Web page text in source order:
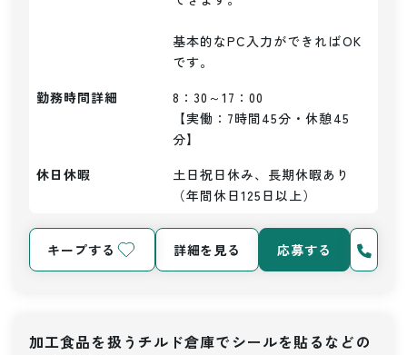
基本的なPC入力ができればOK
勤務時間詳細
8：30～17：00
【実働：7時間45分・休憩45
分】
休日休暇
土日祝日休み、長期休暇あり
（年間休日125日以上）
キープする 詳細を見る 応募する
加工食品を扱うチルド倉庫でシールを貼るなどの